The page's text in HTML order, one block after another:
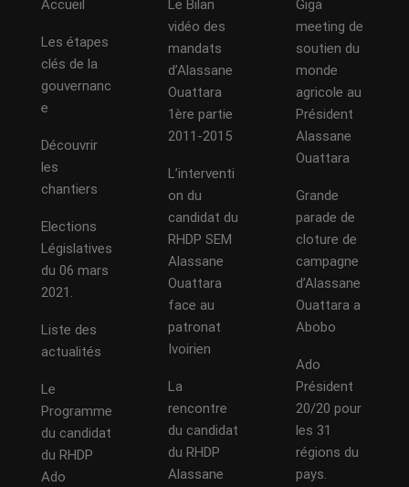
Accueil
Les étapes
clés de la
gouvernanc
e
Découvrir
les
chantiers
Elections
Législatives
du 06 mars
2021.
Liste des
actualités
Le
Programme
du candidat
du RHDP
Ado
Le Bilan
vidéo des
mandats
d’Alassane
Ouattara
1ère partie
2011-2015
L’interventi
on du
candidat du
RHDP SEM
Alassane
Ouattara
face au
patronat
Ivoirien
La
rencontre
du candidat
du RHDP
Alassane
Giga
meeting de
soutien du
monde
agricole au
Président
Alassane
Ouattara
Grande
parade de
cloture de
campagne
d’Alassane
Ouattara a
Abobo
Ado
Président
20/20 pour
les 31
régions du
pays.